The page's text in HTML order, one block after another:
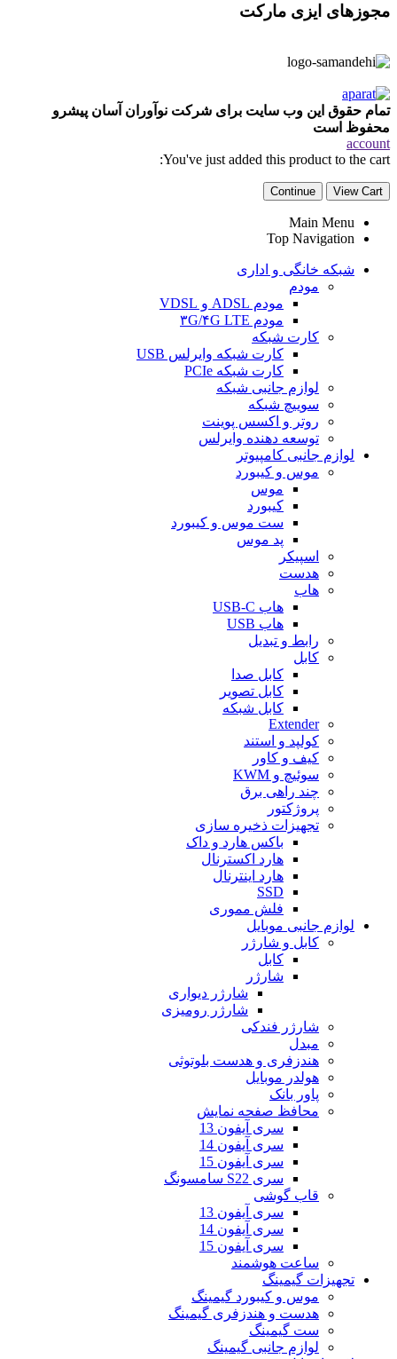
مجوزهای ایزی مارکت
تمام حقوق این وب سایت برای شرکت نوآوران آسان پیشرو
محفوظ است
account
You've just added this product to the cart:
View Cart
Continue
Main Menu
Top Navigation
شبکه خانگی و اداری
مودم
مودم ADSL و VDSL
مودم ۳G/۴G LTE
کارت شبکه
کارت شبکه وایرلس USB
کارت شبکه PCIe
لوازم جانبی شبکه
سوییچ شبکه
روتر و اکسس پوینت
توسعه دهنده وایرلس
لوازم جانبی کامپیوتر
موس و کیبورد
موس
کیبورد
ست موس و کیبورد
پد موس
اسپیکر
هدست
هاب
هاب USB-C
هاب USB
رابط و تبدیل
کابل
کابل صدا
کابل تصویر
کابل شبکه
Extender
کولپد و استند
کیف و کاور
سوئیچ و KWM
چند راهی برق
پروژکتور
تجهیزات ذخیره سازی
باکس هارد و داک
هارد اکسترنال
هارد اینترنال
SSD
فلش مموری
لوازم جانبی موبایل
کابل و شارژر
کابل
شارژر
شارژر دیواری
شارژر رومیزی
شارژر فندکی
مبدل
هندزفری و هدست بلوتوثی
هولدر موبایل
پاور بانک
محافظ صفحه نمایش
سری آیفون 13
سری آیفون 14
سری آیفون 15
سری S22 سامسونگ
قاب گوشی
سری آیفون 13
سری آیفون 14
سری آیفون 15
ساعت هوشمند
تجهیزات گیمینگ
موس و کیبورد گیمینگ
هدست و هندزفری گیمینگ
ست گیمینگ
لوازم جانبی گیمینگ